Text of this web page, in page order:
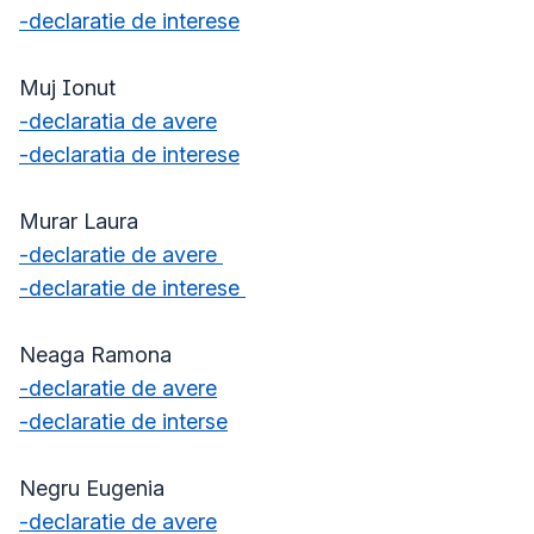
-declaratie de interese
Muj Ionut
-declaratia de avere
-declaratia de interese
Murar Laura
-declaratie de avere
-declaratie de interese
Neaga Ramona
-declaratie de avere
-declaratie de interse
Negru Eugenia
-declaratie de avere